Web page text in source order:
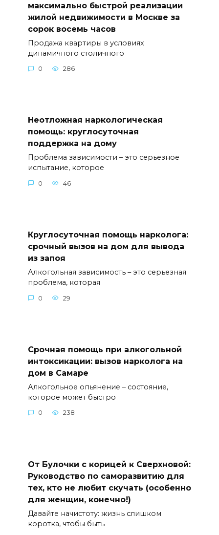
максимально быстрой реализации
жилой недвижимости в Москве за
сорок восемь часов
Продажа квартиры в условиях
динамичного столичного
0 286
Неотложная наркологическая
помощь: круглосуточная
поддержка на дому
Проблема зависимости – это серьезное
испытание, которое
0 46
Круглосуточная помощь нарколога:
срочный вызов на дом для вывода
из запоя
Алкогольная зависимость – это серьезная
проблема, которая
0 29
Срочная помощь при алкогольной
интоксикации: вызов нарколога на
дом в Самаре
Алкогольное опьянение – состояние,
которое может быстро
0 238
От Булочки с корицей к Сверхновой:
Руководство по саморазвитию для
тех, кто не любит скучать (особенно
для женщин, конечно!)
Давайте начистоту: жизнь слишком
коротка, чтобы быть